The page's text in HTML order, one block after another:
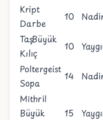
Kript
Darbe
10
Taş Büyük
Kılıç
10
Poltergeist
Sopa
14
Mithril
Büyük
15